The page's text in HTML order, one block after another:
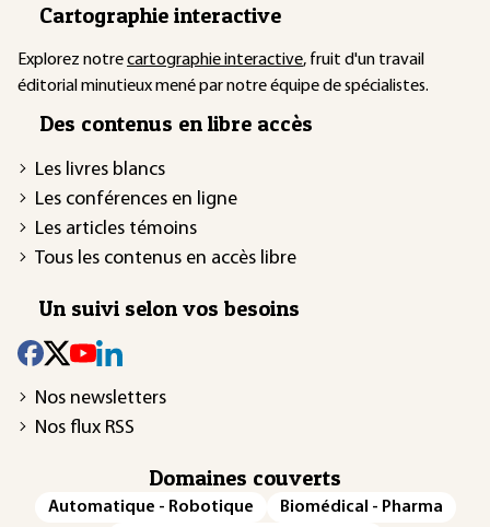
Cartographie interactive
Explorez notrecartographie interactive, fruit d'un travail
éditorial minutieux mené par notre équipe de spécialistes.
Des contenus en libre accès
Les livres blancs
Les conférences en ligne
Les articles témoins
Tous les contenus en accès libre
Un suivi selon vos besoins
Nos newsletters
Nos flux RSS
Domaines couverts
Automatique - Robotique
Biomédical - Pharma